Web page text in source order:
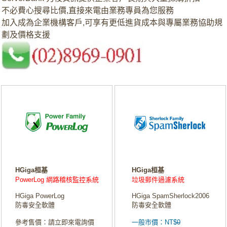
不必費心搜尋比價,直接來電由業務專員為您服務
加入成為企業機構客戶,可享有更低進貨成本與專屬業務協助規
劃及價格支援
HGiga桓基
PowerLog 網路稽核監控系統
HGiga PowerLog
防毒安全軟體
參考售價：請立即來電詢價
HGiga桓基
垃圾郵件過濾系統
HGiga SpamSherlock2006
防毒安全軟體
一般市價：NT$0